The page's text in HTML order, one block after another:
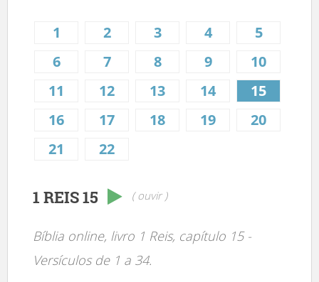
1 2 3 4
5
6
7 8 9
10
11
12 13 14
15
16
17 18 19
20
21
22
1 REIS 15 ( ouvir )
Bíblia online, livro 1 Reis, capítulo 15 -
Versículos de 1 a 34.